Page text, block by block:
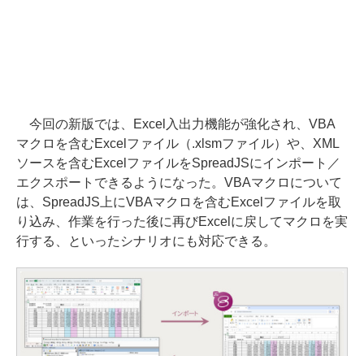
今回の新版では、Excel入出力機能が強化され、VBA
マクロを含むExcelファイル（.xlsmファイル）や、XML
ソースを含むExcelファイルをSpreadJSにインポート／
エクスポートできるようになった。VBAマクロについて
は、SpreadJS上にVBAマクロを含むExcelファイルを取
り込み、作業を行った後に再びExcelに戻してマクロを実
行する、といったシナリオにも対応できる。